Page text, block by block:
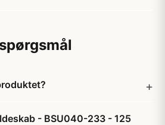
- BSU040-233 - 125